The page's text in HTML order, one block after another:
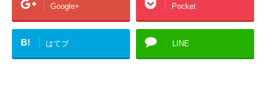
ウ
開
き
す
)
Google+ Pocket
B! はてブ LINE